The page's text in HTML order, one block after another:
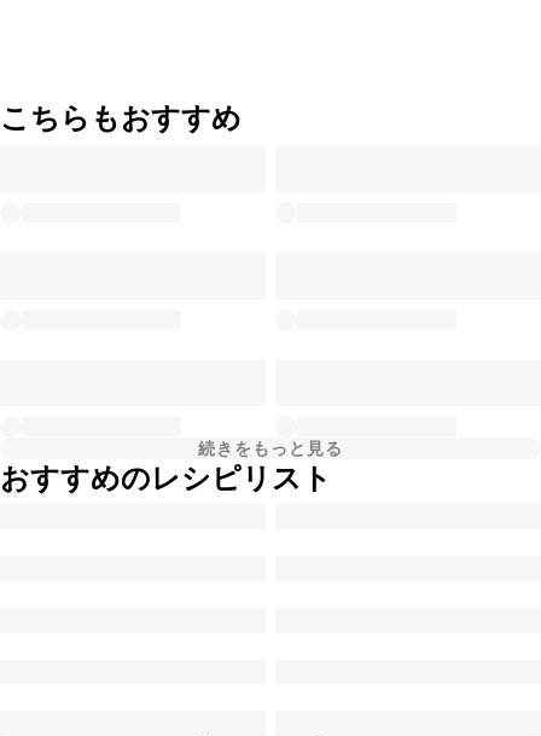
こちらもおすすめ
続きをもっと見る
おすすめのレシピリスト